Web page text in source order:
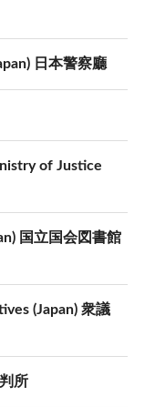
日本警察廳
of Justice
国立国会図書館
(Japan) 衆議
所